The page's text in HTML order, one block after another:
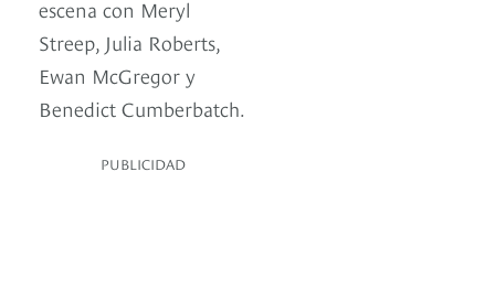
escena con Meryl
Streep, Julia Roberts,
Ewan McGregor y
Benedict Cumberbatch.
PUBLICIDAD